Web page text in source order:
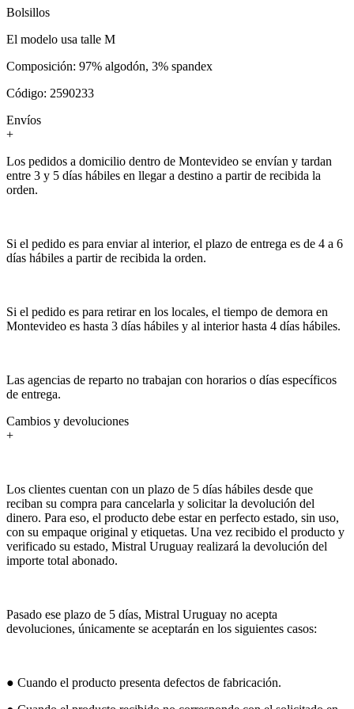
Bolsillos
El modelo usa talle M
Composición: 97% algodón, 3% spandex
Código: 2590233
Envíos
+
Los pedidos a domicilio dentro de Montevideo se envían y tardan
entre 3 y 5 días hábiles en llegar a destino a partir de recibida la
orden.
Si el pedido es para enviar al interior, el plazo de entrega es de 4 a 6
días hábiles a partir de recibida la orden.
Si el pedido es para retirar en los locales, el tiempo de demora en
Montevideo es hasta 3 días hábiles y al interior hasta 4 días hábiles.
Las agencias de reparto no trabajan con horarios o días específicos
de entrega.
Cambios y devoluciones
+
Los clientes cuentan con un plazo de 5 días hábiles desde que
reciban su compra para cancelarla y solicitar la devolución del
dinero. Para eso, el producto debe estar en perfecto estado, sin uso,
con su empaque original y etiquetas. Una vez recibido el producto y
verificado su estado, Mistral Uruguay realizará la devolución del
importe total abonado.
Pasado ese plazo de 5 días, Mistral Uruguay no acepta
devoluciones, únicamente se aceptarán en los siguientes casos:
● Cuando el producto presenta defectos de fabricación.